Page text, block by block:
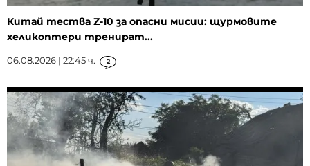
Китай тества Z-10 за опасни мисии: щурмовите
хеликоптери тренират...
06.08.2026 | 22:45 ч. 2